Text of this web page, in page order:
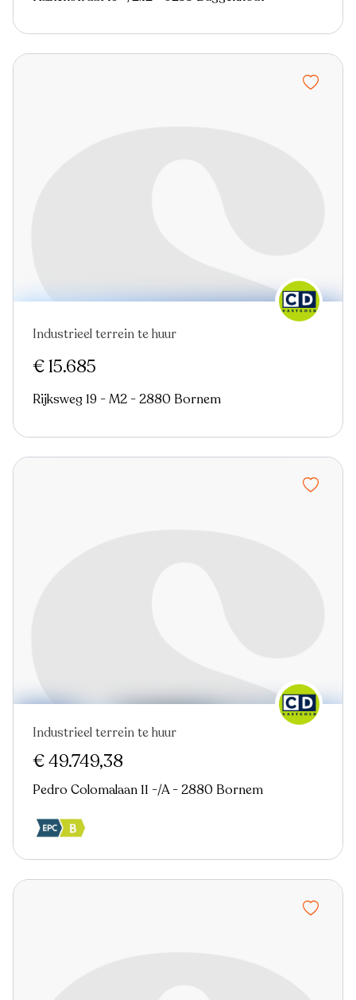
Nieuw Virtual tour
Industrieel terrein te huur
€ 15.685
Rijksweg 19 - M2 - 2880 Bornem
Virtual tour
Industrieel terrein te huur
€ 49.749,38
Pedro Colomalaan 11 -/A - 2880 Bornem